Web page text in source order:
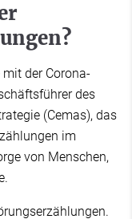
der Corona-
des
(Cemas), das
im
von Menschen,